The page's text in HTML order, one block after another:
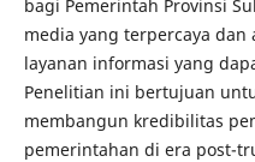
bagi Pemerintah Provinsi
media yang terpercaya
layanan informasi yang
Penelitian ini bertujuan
membangun kredibilitas
pemerintahan di era post-